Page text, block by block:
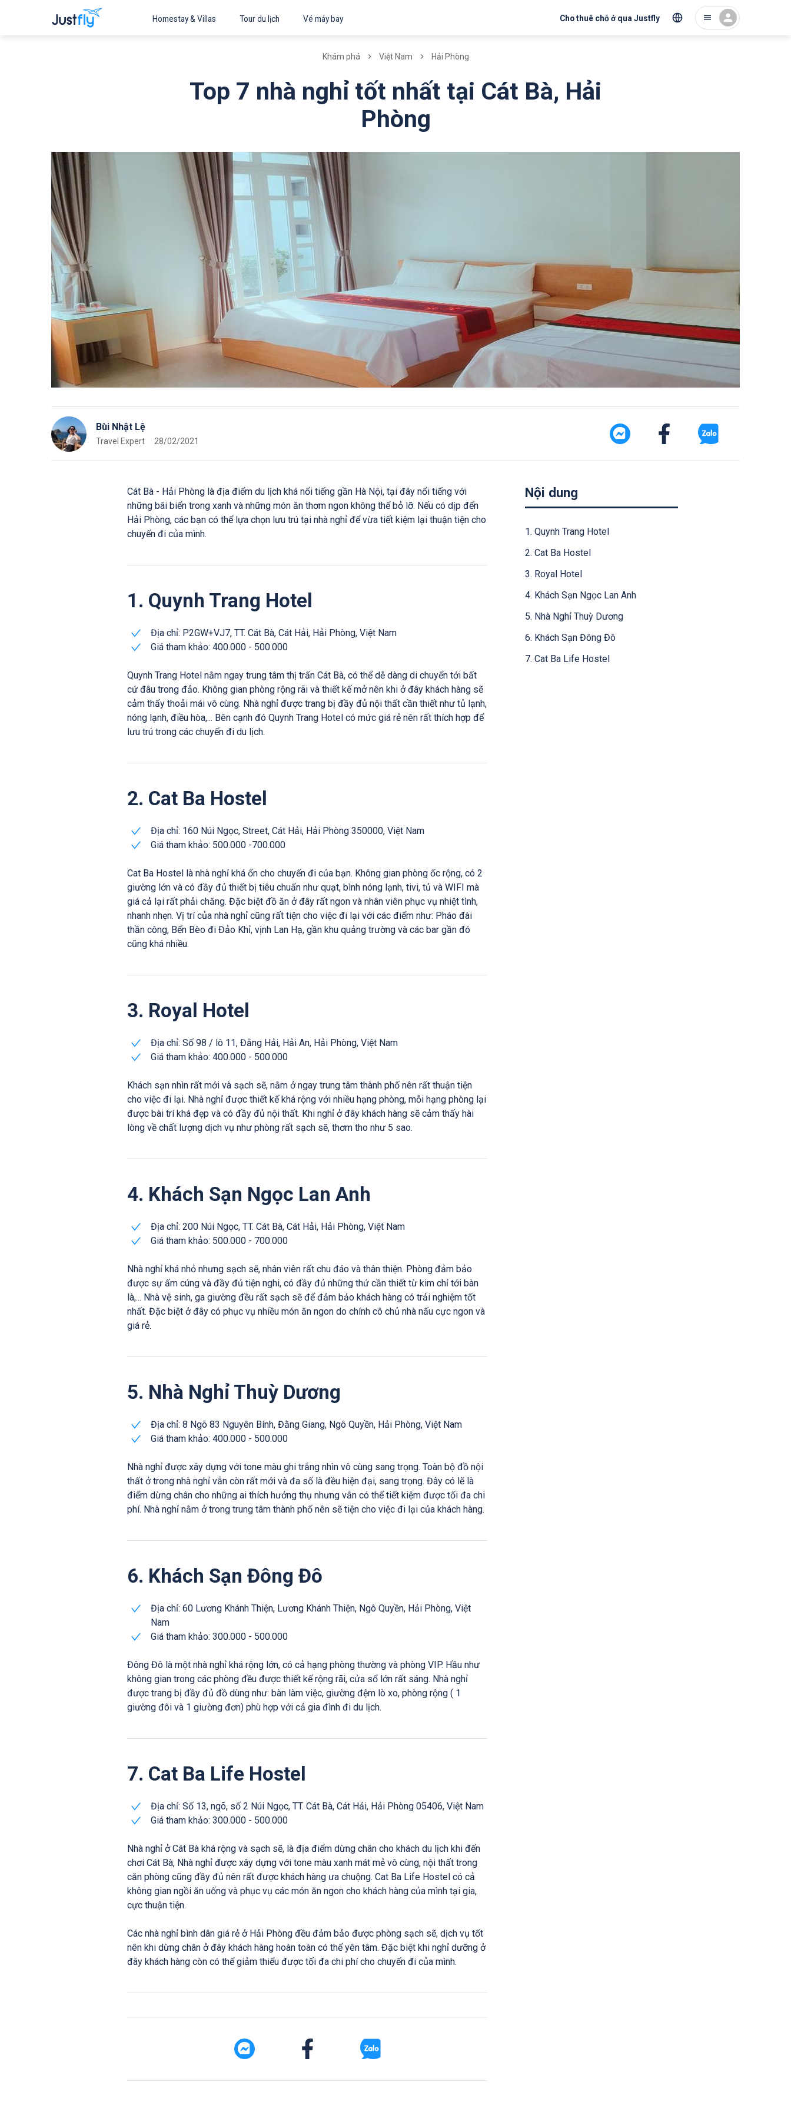
Homestay & Villas Tour du lịch Vé máy bay Cho thuê chỗ ở qua Justfly
Khám phá Việt Nam Hải Phòng
Top 7 nhà nghỉ tốt nhất tại Cát Bà, Hải
Phòng
Bùi Nhật Lệ
Travel Expert 28/02/2021
Cát Bà - Hải Phòng là địa điểm du lịch khá nổi tiếng gần Hà Nội, tại đây nổi tiếng với
những bãi biển trong xanh và những món ăn thơm ngon không thể bỏ lỡ. Nếu có dịp đến
Hải Phòng, các bạn có thể lựa chọn lưu trú tại nhà nghỉ để vừa tiết kiệm lại thuận tiện cho
chuyến đi của mình.
1. Quynh Trang Hotel
Địa chỉ: P2GW+VJ7, TT. Cát Bà, Cát Hải, Hải Phòng, Việt Nam
Giá tham khảo: 400.000 - 500.000
Quynh Trang Hotel nằm ngay trung tâm thị trấn Cát Bà, có thể dễ dàng di chuyển tới bất
cứ đâu trong đảo. Không gian phòng rộng rãi và thiết kế mở nên khi ở đây khách hàng sẽ
cảm thấy thoải mái vô cùng. Nhà nghỉ được trang bị đầy đủ nội thất cần thiết như tủ lạnh,
nóng lạnh, điều hòa,... Bên cạnh đó Quynh Trang Hotel có mức giá rẻ nên rất thích hợp để
lưu trú trong các chuyến đi du lịch.
2. Cat Ba Hostel
Địa chỉ: 160 Núi Ngọc, Street, Cát Hải, Hải Phòng 350000, Việt Nam
Giá tham khảo: 500.000 -700.000
Cat Ba Hostel là nhà nghỉ khá ổn cho chuyến đi của bạn. Không gian phòng ốc rộng, có 2
giường lớn và có đầy đủ thiết bị tiêu chuẩn như quạt, bình nóng lạnh, tivi, tủ và WIFI mà
giá cả lại rất phải chăng. Đặc biệt đồ ăn ở đây rất ngon và nhân viên phục vụ nhiệt tình,
nhanh nhẹn. Vị trí của nhà nghỉ cũng rất tiện cho việc đi lại với các điểm như: Pháo đài
thần công, Bến Bèo đi Đảo Khỉ, vịnh Lan Hạ, gần khu quảng trường và các bar gần đó
cũng khá nhiều.
3. Royal Hotel
Địa chỉ: Số 98 / lô 11, Đằng Hải, Hải An, Hải Phòng, Việt Nam
Giá tham khảo: 400.000 - 500.000
Khách sạn nhìn rất mới và sạch sẽ, nằm ở ngay trung tâm thành phố nên rất thuận tiện
cho việc đi lại. Nhà nghỉ được thiết kế khá rộng với nhiều hạng phòng, mỗi hạng phòng lại
được bài trí khá đẹp và có đầy đủ nội thất. Khi nghỉ ở đây khách hàng sẽ cảm thấy hài
lòng về chất lượng dịch vụ như phòng rất sạch sẽ, thơm tho như 5 sao.
4. Khách Sạn Ngọc Lan Anh
Địa chỉ: 200 Núi Ngọc, TT. Cát Bà, Cát Hải, Hải Phòng, Việt Nam
Giá tham khảo: 500.000 - 700.000
Nhà nghỉ khá nhỏ nhưng sạch sẽ, nhân viên rất chu đáo và thân thiện. Phòng đảm bảo
được sự ấm cúng và đầy đủ tiện nghi, có đầy đủ những thứ cần thiết từ kim chỉ tới bàn
là,... Nhà vệ sinh, ga giường đều rất sạch sẽ để đảm bảo khách hàng có trải nghiệm tốt
nhất. Đặc biệt ở đây có phục vụ nhiều món ăn ngon do chính cô chủ nhà nấu cực ngon và
giá rẻ.
5. Nhà Nghỉ Thuỳ Dương
Địa chỉ: 8 Ngõ 83 Nguyên Bính, Đằng Giang, Ngô Quyền, Hải Phòng, Việt Nam
Giá tham khảo: 400.000 - 500.000
Nhà nghỉ được xây dựng với tone màu ghi trắng nhìn vô cùng sang trọng. Toàn bộ đồ nội
thất ở trong nhà nghỉ vẫn còn rất mới và đa số là đều hiện đại, sang trọng. Đây có lẽ là
điểm dừng chân cho những ai thích hưởng thụ nhưng vẫn có thể tiết kiệm được tối đa chi
phí. Nhà nghỉ nằm ở trong trung tâm thành phố nên sẽ tiện cho việc đi lại của khách hàng.
6. Khách Sạn Đông Đô
Địa chỉ: 60 Lương Khánh Thiện, Lương Khánh Thiện, Ngô Quyền, Hải Phòng, Việt
Nam
Giá tham khảo: 300.000 - 500.000
Đông Đô là một nhà nghỉ khá rộng lớn, có cả hạng phòng thường và phòng VIP. Hầu như
không gian trong các phòng đều được thiết kế rộng rãi, cửa sổ lớn rất sáng. Nhà nghỉ
được trang bị đầy đủ đồ dùng như: bàn làm việc, giường đệm lò xo, phòng rộng ( 1
giường đôi và 1 giường đơn) phù hợp với cả gia đình đi du lịch.
7. Cat Ba Life Hostel
Địa chỉ: Số 13, ngõ, số 2 Núi Ngọc, TT. Cát Bà, Cát Hải, Hải Phòng 05406, Việt Nam
Giá tham khảo: 300.000 - 500.000
Nhà nghỉ ở Cát Bà khá rộng và sạch sẽ, là địa điểm dừng chân cho khách du lịch khi đến
chơi Cát Bà, Nhà nghỉ được xây dựng với tone màu xanh mát mẻ vô cùng, nội thất trong
căn phòng cũng đầy đủ nên rất được khách hàng ưa chuộng. Cat Ba Life Hostel có cả
không gian ngồi ăn uống và phục vụ các món ăn ngon cho khách hàng của mình tại gia,
cực thuận tiện.
Các nhà nghỉ bình dân giá rẻ ở Hải Phòng đều đảm bảo được phòng sạch sẽ, dịch vụ tốt
nên khi dừng chân ở đây khách hàng hoàn toàn có thể yên tâm. Đặc biệt khi nghỉ dưỡng ở
đây khách hàng còn có thể giảm thiểu được tối đa chi phí cho chuyến đi của mình.
Nội dung
1. Quynh Trang Hotel
2. Cat Ba Hostel
3. Royal Hotel
4. Khách Sạn Ngọc Lan Anh
5. Nhà Nghỉ Thuỳ Dương
6. Khách Sạn Đông Đô
7. Cat Ba Life Hostel